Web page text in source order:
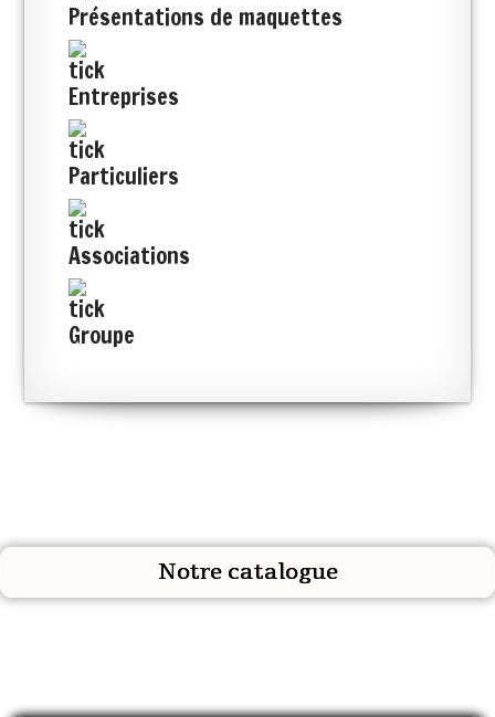
Présentations de maquettes
Entreprises
Particuliers
Associations
Groupe
Notre catalogue